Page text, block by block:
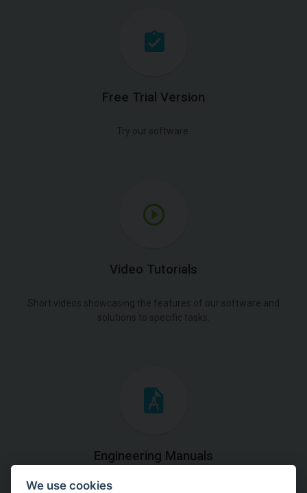
Free Trial Version
Try our software.
Video Tutorials
Short videos showcasing the features of our software and
solutions to specific tasks.
Engineering Manuals
Step by steps guides on how
We use cookies